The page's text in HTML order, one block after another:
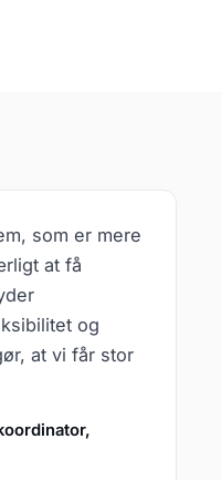
som er mere
at få
og
at vi får stor